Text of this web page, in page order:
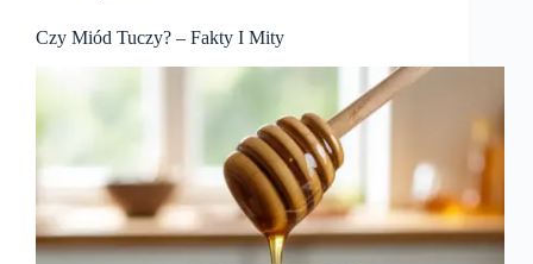
Czy Miód Tuczy? – Fakty I Mity